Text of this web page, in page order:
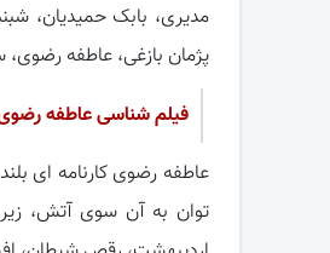
مدیری، بابک حمیدیان،
پژمان بازغی، عاطفه
فیلم شناسی عاطفه
توان به آن سوی آتش،